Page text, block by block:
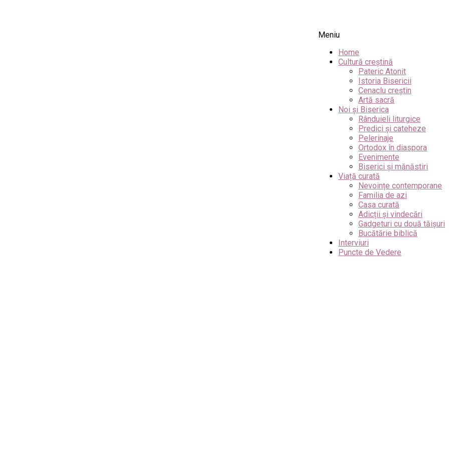
Meniu
Home
Cultură creștină
Pateric Atonit
Istoria Bisericii
Cenaclu creștin
Artă sacră
Noi și Biserica
Rânduieli liturgice
Predici și cateheze
Pelerinaje
Ortodox în diaspora
Evenimente
Biserici și mănăstiri
Viață curată
Nevoințe contemporane
Familia de azi
Casa curată
Adicții și vindecări
Gadgeturi cu două tăișuri
Bucătărie biblică
Interviuri
Puncte de Vedere